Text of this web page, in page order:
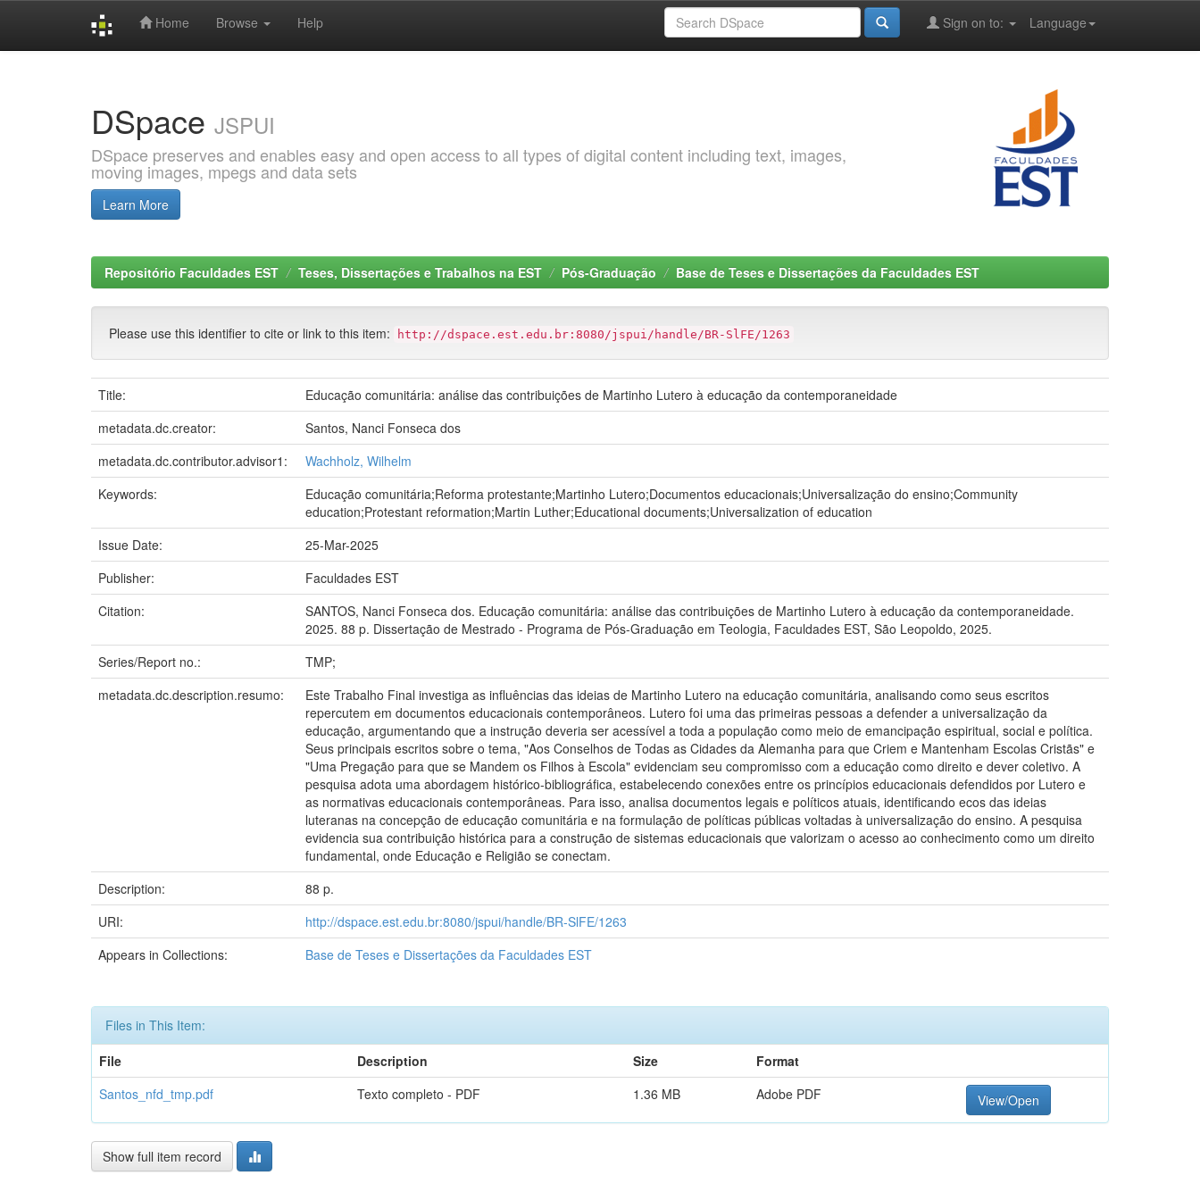
Home Browse Help Language
Sign on to:
DSpace JSPUI
DSpace preserves and enables easy and open access to all types of digital content including text, images,
moving images, mpegs and data sets
Learn More
Repositório Faculdades EST Teses, Dissertações e Trabalhos na EST Pós-Graduação Base de Teses e Dissertações da Faculdades EST
Please use this identifier to cite or link to this item: http://dspace.est.edu.br:8080/jspui/handle/BR-SlFE/1263
Title:
Educação comunitária: análise das contribuições de Martinho Lutero à educação da contemporaneidade
metadata.dc.creator:
Santos, Nanci Fonseca dos
metadata.dc.contributor.advisor1:
Wachholz, Wilhelm
Keywords:
Educação comunitária;Reforma protestante;Martinho Lutero;Documentos educacionais;Universalização do ensino;Community
education;Protestant reformation;Martin Luther;Educational documents;Universalization of education
Issue Date:
25-Mar-2025
Publisher:
Faculdades EST
Citation:
SANTOS, Nanci Fonseca dos. Educação comunitária: análise das contribuições de Martinho Lutero à educação da contemporaneidade.
2025. 88 p. Dissertação de Mestrado - Programa de Pós-Graduação em Teologia, Faculdades EST, São Leopoldo, 2025.
Series/Report no.:
TMP;
metadata.dc.description.resumo:
Este Trabalho Final investiga as influências das ideias de Martinho Lutero na educação comunitária, analisando como seus escritos
repercutem em documentos educacionais contemporâneos. Lutero foi uma das primeiras pessoas a defender a universalização da
educação, argumentando que a instrução deveria ser acessível a toda a população como meio de emancipação espiritual, social e política.
Seus principais escritos sobre o tema, "Aos Conselhos de Todas as Cidades da Alemanha para que Criem e Mantenham Escolas Cristãs" e
"Uma Pregação para que se Mandem os Filhos à Escola" evidenciam seu compromisso com a educação como direito e dever coletivo. A
pesquisa adota uma abordagem histórico-bibliográfica, estabelecendo conexões entre os princípios educacionais defendidos por Lutero e
as normativas educacionais contemporâneas. Para isso, analisa documentos legais e políticos atuais, identificando ecos das ideias
luteranas na concepção de educação comunitária e na formulação de políticas públicas voltadas à universalização do ensino. A pesquisa
evidencia sua contribuição histórica para a construção de sistemas educacionais que valorizam o acesso ao conhecimento como um direito
fundamental, onde Educação e Religião se conectam.
Description:
88 p.
URI:
http://dspace.est.edu.br:8080/jspui/handle/BR-SlFE/1263
Appears in Collections:
Base de Teses e Dissertações da Faculdades EST
Files in This Item:
File
Description Size
Format
Santos_nfd_tmp.pdf
Texto completo - PDF 1.36 MB Adobe PDF View/Open
Show full item record